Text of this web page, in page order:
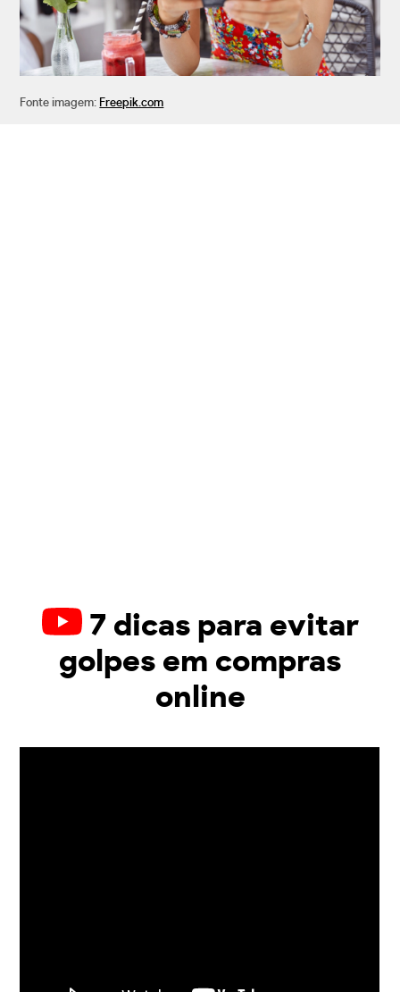
Fonte imagem: Freepik.com
7 dicas para evitar
golpes em compras
online